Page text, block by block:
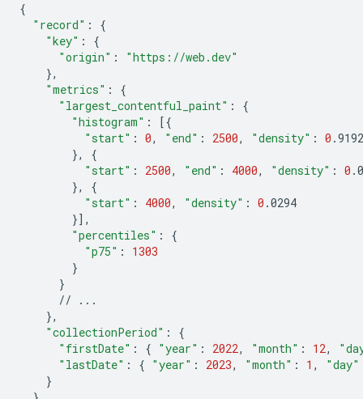
{
"record" :
{
"key" :
{
"origin" :
"https://web.dev"
}
"metrics" :
{
"largest_contentful_paint" :
{
"histogram" :
[{
"start" : 0, "end" : 2500, "density" : 0
},
{
"start" : 2500, "end" : 4000, "density" : 0
},
{
"start" : 4000, "density" : 0
}]
"percentiles" :
{
"p75" :
1303
}
}
//
}
"collectionPeriod" :
{
"firstDate" : { "year" : 2022, "month" : 12,
"lastDate" : { "year" : 2023, "month" : 1 , "day"
}